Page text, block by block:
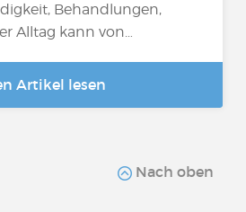
Behandlungen,
Alltag kann von…
Artikel lesen
Nach oben